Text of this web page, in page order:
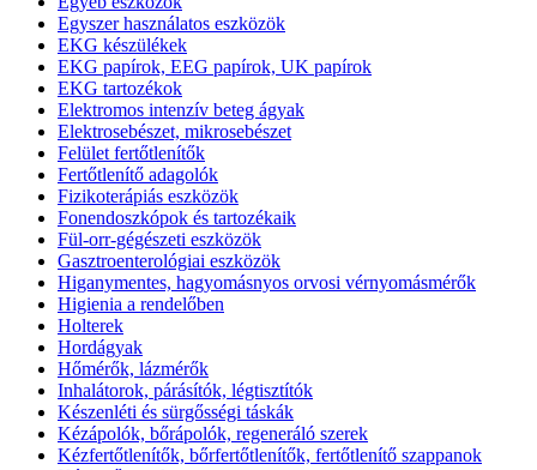
Egyszer használatos eszközök
EKG készülékek
EKG papírok, EEG papírok, UK papírok
EKG tartozékok
Elektromos intenzív beteg ágyak
Elektrosebészet, mikrosebészet
Felület fertőtlenítők
Fertőtlenítő adagolók
Fizikoterápiás eszközök
Fonendoszkópok és tartozékaik
Fül-orr-gégészeti eszközök
Gasztroenterológiai eszközök
Higanymentes, hagyomásnyos orvosi vérnyomásmérők
Higienia a rendelőben
Holterek
Hordágyak
Hőmérők, lázmérők
Inhalátorok, párásítók, légtisztítók
Készenléti és sürgősségi táskák
Kézápolók, bőrápolók, regeneráló szerek
Kézfertőtlenítők, bőrfertőtlenítők, fertőtlenítő szappanok